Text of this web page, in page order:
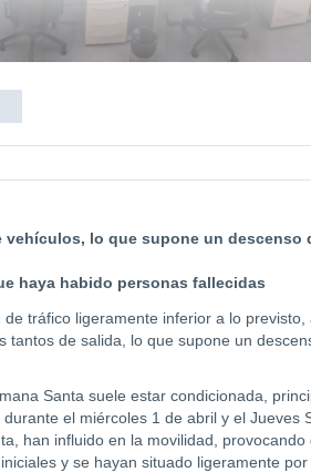
lo que supone un descenso
haya habido personas fallecidas
tráfico ligeramente inferior a lo previsto,
de salida, lo que supone un
Santa suele estar condicionada,
el miércoles 1 de abril y el Jueves
han influido en la movilidad, provocando
y se hayan situado ligeramente